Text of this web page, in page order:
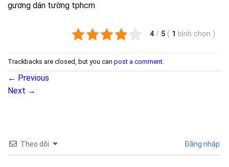
gương dán tường tphcm
4 / 5 ( 1 bình chọn )
Trackbacks are closed, but you can post a comment
← Previous
Next →
Theo dõi Đăng nhập